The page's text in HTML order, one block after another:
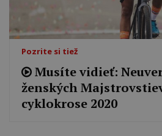
Pozrite si tiež
Musíte vidieť:
ženských
cyklokrose 2020